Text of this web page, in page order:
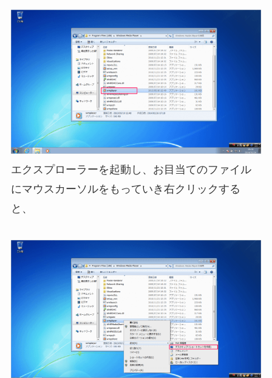
エクスプローラーを起動し、お目当てのファイル
にマウスカーソルをもっていき右クリックする
と、